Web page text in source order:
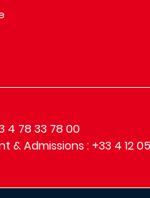
4 78 33 78 00
& Admissions : +33 4 12